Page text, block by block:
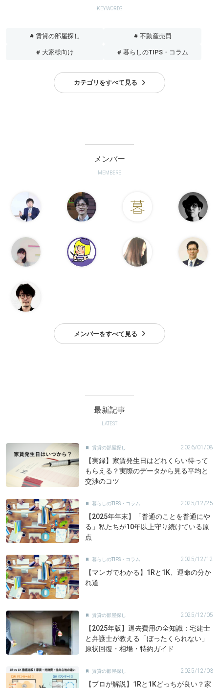
KEYWORDS
# 賃貸の部屋探し # 不動産売買
# 大家様向け # 暮らしのTIPS・コラム
カテゴリをすべて見る
メンバー
MEMBERS
メンバーをすべて見る
最新記事
LATEST
 賃貸の部屋探し 2026/01/08
【実録】家賃発生日はどれくらい待って
もらえる？実際のデータから見る平均と
交渉のコツ
 暮らしのTIPS・コラム 2025/12/25
【2025年年末】「普通のことを普通にや
る」私たちが10年以上守り続けている原
点
 暮らしのTIPS・コラム 2025/12/12
【マンガでわかる】1Rと1K、運命の分か
れ道
 賃貸の部屋探し 2025/12/05
【2025年版】退去費用の全知識：宅建士
と弁護士が教える「ぼったくられない」
原状回復・相場・特約ガイド
 賃貸の部屋探し 2025/12/03
【プロが解説】1Rと1Kどっちが良い？家